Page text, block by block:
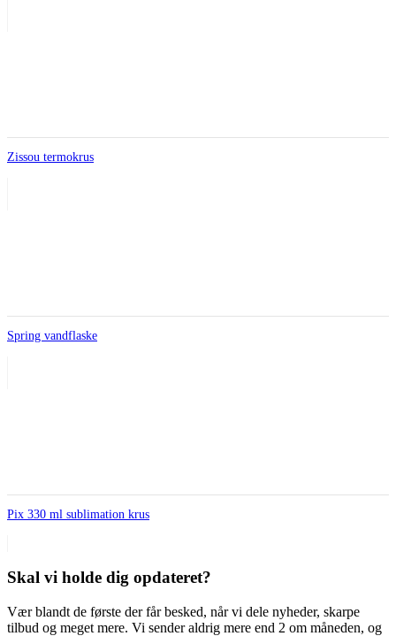
Zissou termokrus
Spring vandflaske
Pix 330 ml sublimation krus
Skal vi holde dig opdateret?
Vær blandt de første der får besked, når vi dele nyheder, skarpe
tilbud og meget mere. Vi sender aldrig mere end 2 om måneden, og